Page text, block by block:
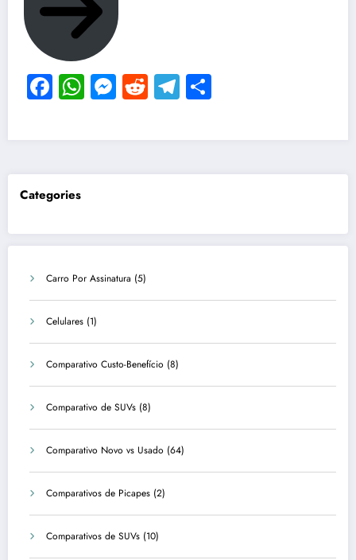
Facebook
WhatsApp
Messenger
RedditTelegram
Categories
Carro Por Assinatura (5)
Celulares (1)
Comparativo Custo-Benefício (8)
Comparativo de SUVs (8)
Comparativo Novo vs Usado (64)
Comparativos de Picapes (2)
Comparativos de SUVs (10)